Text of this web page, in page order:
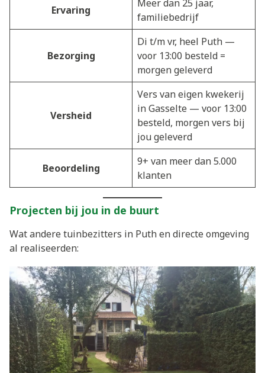
Ervaring
Meer dan 25 jaar,
familiebedrijf
Bezorging
Di t/m vr, heel Puth —
voor 13:00 besteld =
morgen geleverd
Versheid
Vers van eigen kwekerij
in Gasselte — voor 13:00
besteld, morgen vers bij
jou geleverd
Beoordeling
9+ van meer dan 5.000
klanten
Projecten bij jou in de buurt
Wat andere tuinbezitters in Puth en directe omgeving
al realiseerden: